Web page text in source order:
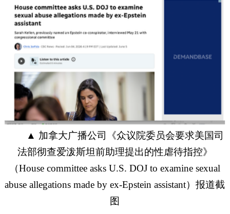
▲ 加拿大广播公司《众议院委员会要求美国司
法部彻查爱泼斯坦前助理提出的性虐待指控》
（House committee asks U.S. DOJ to examine sexual
abuse allegations made by ex-Epstein assistant）报道截
图